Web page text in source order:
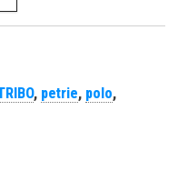
, petrie, polo,